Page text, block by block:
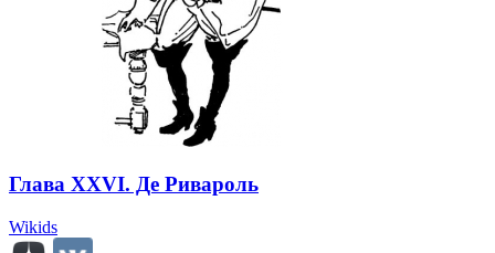
Глава XXVI. Де Ривароль
Wikids